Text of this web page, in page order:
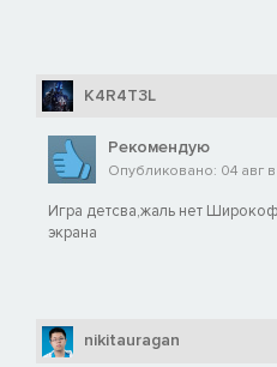
K4R4T3L
Рекомендую
Опубликовано: 04 авг
Игра детсва,жаль нет
экрана
nikitauragan